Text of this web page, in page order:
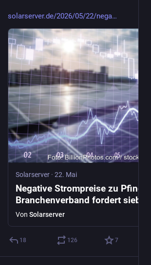
solarserver.de/2026/05/22/nega
Solarserver · 22. Mai
Negative Strompreise zu
Branchenverband fordert sieben
Sofortmaßnahmen
Von Solarserver
18 126 7